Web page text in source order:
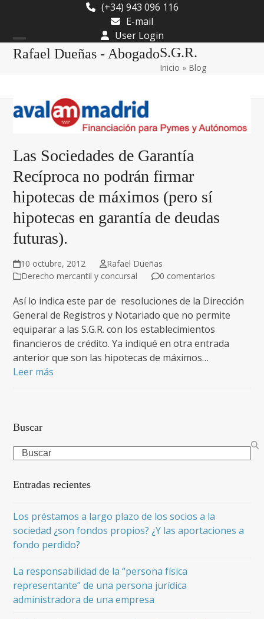
content
(+34) 943 096 116
E-mail
User Login
Rafael Dueñas - Abogado
Open
Close
S.G.R.
Inicio » Blog
Las Sociedades de Garantía
Recíproca no podrán firmar
hipotecas de máximos (pero sí
hipotecas en garantía de deudas
futuras).
10 octubre, 2012
Rafael Dueñas
Derecho mercantil y concursal
0 comentarios
Así lo indica este par de resoluciones de la Dirección
General de Registros y Notariado que no permite
equiparar a las S.G.R. con los establecimientos
financieros de crédito. Ya indiqué en otra entrada
anterior que son las hipotecas de máximos…
Leer más
Buscar
Search
Entradas recientes
Los préstamos a largo plazo de los socios a la
sociedad ¿son fondos propios? ¿Y las aportaciones a
fondo perdido?
La responsabilidad de la “persona física
representante” de una persona jurídica
administradora de una empresa